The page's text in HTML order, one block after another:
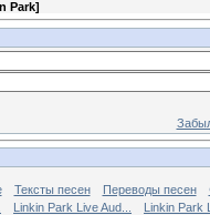
Park]
Тексты песен Переводы песен
Linkin Park Live Aud... Linkin Park